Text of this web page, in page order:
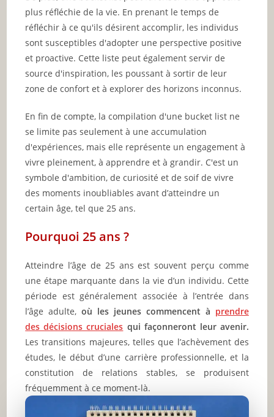
plus réfléchie de la vie. En prenant le temps de
réfléchir à ce qu'ils désirent accomplir, les individus
sont susceptibles d'adopter une perspective positive
et proactive. Cette liste peut également servir de
source d'inspiration, les poussant à sortir de leur
zone de confort et à explorer des horizons inconnus.
En fin de compte, la compilation d'une bucket list ne
se limite pas seulement à une accumulation
d'expériences, mais elle représente un engagement à
vivre pleinement, à apprendre et à grandir. C'est un
symbole d'ambition, de curiosité et de soif de vivre
des moments inoubliables avant d’atteindre un
certain âge, tel que 25 ans.
Pourquoi 25 ans ?
Atteindre l’âge de 25 ans est souvent perçu comme
une étape marquante dans la vie d’un individu. Cette
période est généralement associée à l’entrée dans
l’âge adulte,où les jeunes commencent à prendre
des décisions cruciales qui façonneront leur avenir.
Les transitions majeures, telles que l’achèvement des
études, le début d’une carrière professionnelle, et la
constitution de relations stables, se produisent
fréquemment à ce moment-là.